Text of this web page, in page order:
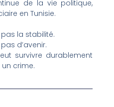
de la vie politique,
en Tunisie.
la stabilité.
d’avenir.
survivre durablement
crime.